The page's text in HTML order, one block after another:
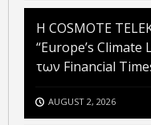
Η COSMOTE
“Europe’s Climate
των Financial
AUGUST 2, 2026